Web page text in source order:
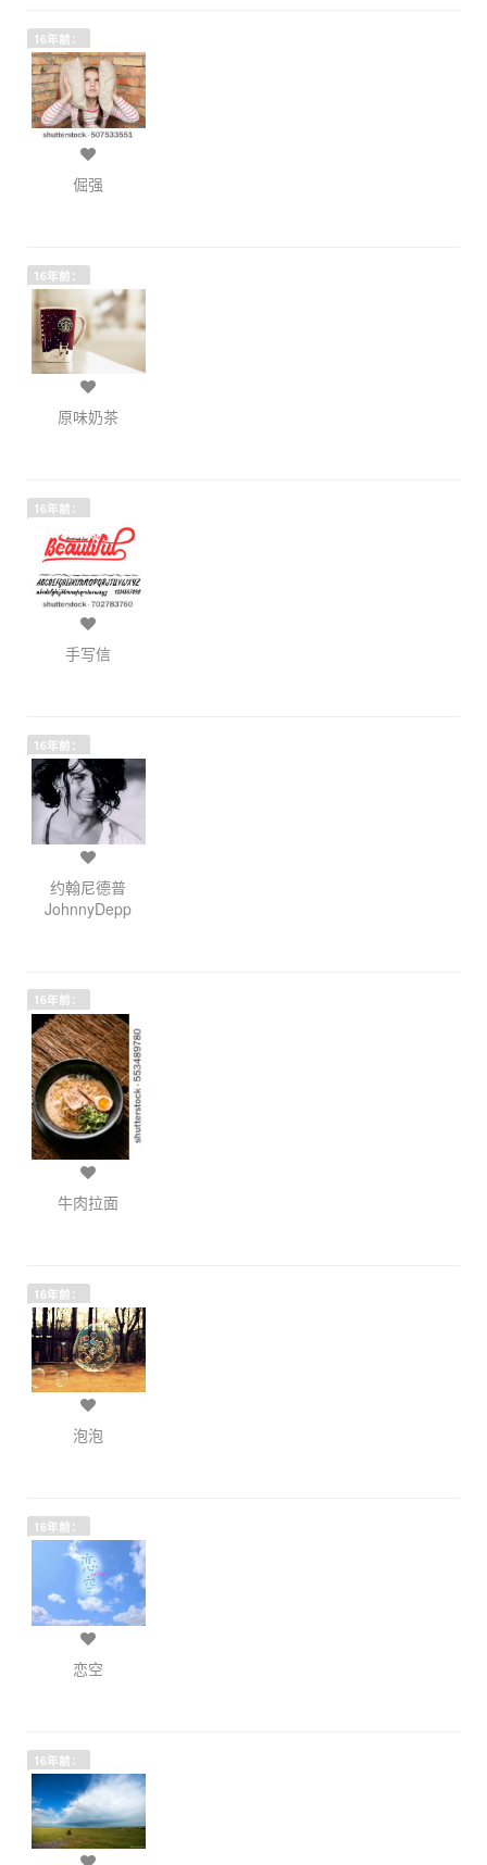
16年前：
倔强
16年前：
原味奶茶
16年前：
手写信
16年前：
约翰尼德普
JohnnyDepp
16年前：
牛肉拉面
16年前：
泡泡
16年前：
恋空
16年前：